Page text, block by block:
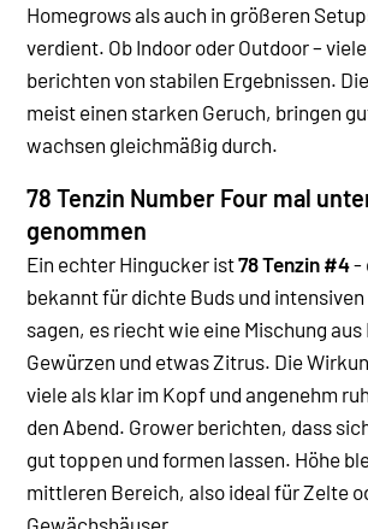
Homegrows als auch in größeren
verdient. Ob Indoor oder Outdoor –
berichten von stabilen Ergebnissen.
meist einen starken Geruch, bringen
wachsen gleichmäßig durch.
78 Tenzin Number Four mal
genommen
Ein echter Hingucker ist78 Tenzin #4-
bekannt für dichte Buds und
sagen, es riecht wie eine Mischung aus
Gewürzen und etwas Zitrus. Die
viele als klar im Kopf und angenehm
den Abend. Grower berichten, dass
gut toppen und formen lassen. Höhe
mittleren Bereich, also ideal für Zelte
Gewächshäuser.